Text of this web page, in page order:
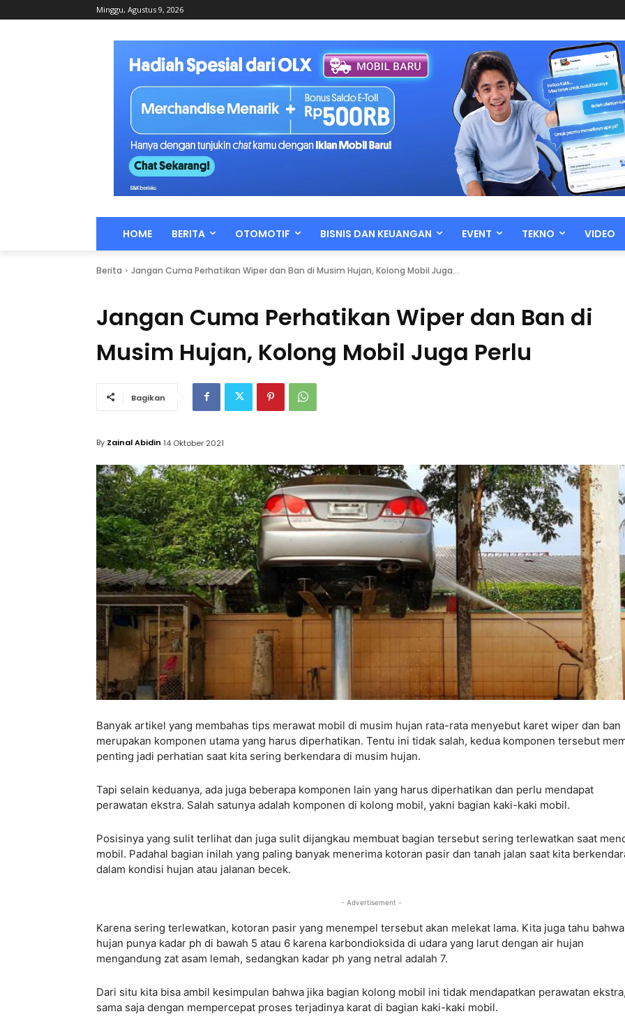
Minggu, Agustus 9, 2026
HOME BERITA OTOMOTIF BISNIS DAN KEUANGAN EVENT TEKNO VIDEO
Berita Jangan Cuma Perhatikan Wiper dan Ban di Musim Hujan, Kolong Mobil Juga...
Jangan Cuma Perhatikan Wiper dan Ban di
Musim Hujan, Kolong Mobil Juga Perlu
Bagikan
By Zainal Abidin 14 Oktober 2021
Banyak artikel yang membahas tips merawat mobil di musim hujan rata-rata menyebut karet wiper dan ban
merupakan komponen utama yang harus diperhatikan. Tentu ini tidak salah, kedua komponen tersebut
penting jadi perhatian saat kita sering berkendara di musim hujan.
Tapi selain keduanya, ada juga beberapa komponen lain yang harus diperhatikan dan perlu mendapat
perawatan ekstra. Salah satunya adalah komponen di kolong mobil, yakni bagian kaki-kaki mobil.
Posisinya yang sulit terlihat dan juga sulit dijangkau membuat bagian tersebut sering terlewatkan saat
mobil. Padahal bagian inilah yang paling banyak menerima kotoran pasir dan tanah jalan saat kita
dalam kondisi hujan atau jalanan becek.
- Advertisement -
Karena sering terlewatkan, kotoran pasir yang menempel tersebut akan melekat lama. Kita juga tahu
hujan punya kadar ph di bawah 5 atau 6 karena karbondioksida di udara yang larut dengan air hujan
mengandung zat asam lemah, sedangkan kadar ph yang netral adalah 7.
Dari situ kita bisa ambil kesimpulan bahwa jika bagian kolong mobil ini tidak mendapatkan perawatan
sama saja dengan mempercepat proses terjadinya karat di bagian kaki-kaki mobil.